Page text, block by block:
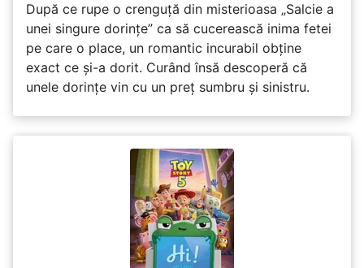
După ce rupe o crenguță din misterioasa „Salcie a
unei singure dorințe” ca să cucerească inima fetei
pe care o place, un romantic incurabil obține
exact ce și-a dorit. Curând însă descoperă că
unele dorințe vin cu un preț sumbru și sinistru.